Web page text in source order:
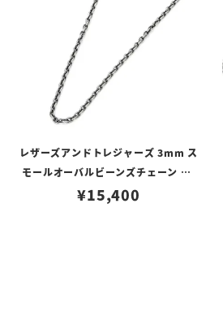
レザーズアンドトレジャーズ 3mm ス
モールオーバルビーンズチェーン w/
ロブスタークラスプ＆LTロゴプレート
¥15,400